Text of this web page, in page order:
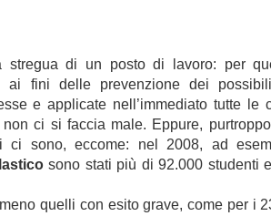
di un posto di lavoro: per
ai fini delle prevenzione dei
e applicate nell’immediato tutte le
ci si faccia male. Eppure,
ci sono, eccome: nel 2008, ad
sono stati più di 92.000 studenti
quelli con esito grave, come per i